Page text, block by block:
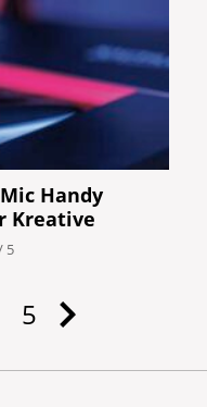
Handy
Kreative
5
5